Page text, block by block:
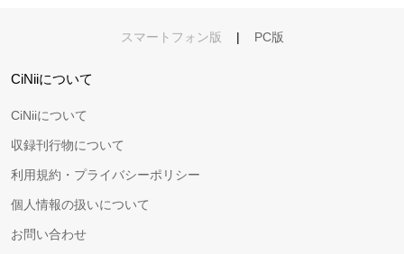
スマートフォン版 | PC版
CiNiiについて
CiNiiについて
収録刊行物について
利用規約・プライバシーポリシー
個人情報の扱いについて
お問い合わせ